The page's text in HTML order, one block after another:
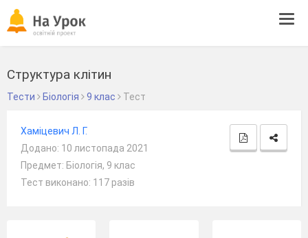
Структура клітин
Тести Біологія 9 клас Тест
Хаміцевич Л. Г.
Додано: 10 листопада 2021
Предмет: Біологія, 9 клас
Тест виконано: 117 разів